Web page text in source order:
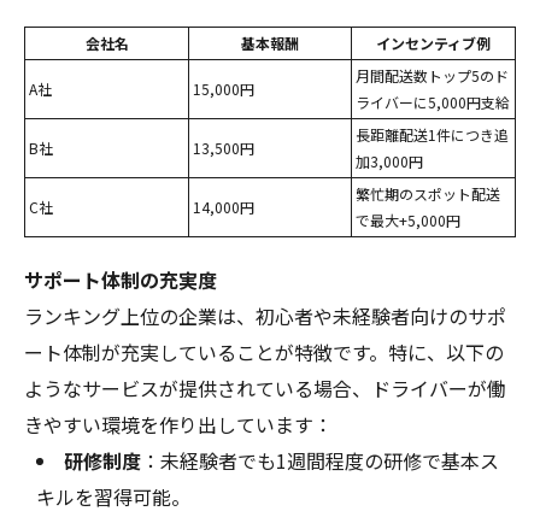
会社名 基本報酬 インセンティブ例
A社 15,000円
月間配送数トップ5のド
ライバーに5,000円支給
B社 13,500円
長距離配送1件につき追
加3,000円
C社 14,000円
繁忙期のスポット配送
で最大+5,000円
サポート体制の充実度
ランキング上位の企業は、初心者や未経験者向けのサポ
ート体制が充実していることが特徴です。特に、以下の
ようなサービスが提供されている場合、ドライバーが働
きやすい環境を作り出しています：
研修制度：未経験者でも1週間程度の研修で基本ス
キルを習得可能。